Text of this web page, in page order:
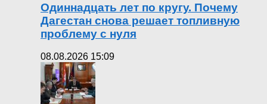
Одиннадцать лет по кругу. Почему
Дагестан снова решает топливную
проблему с нуля
08.08.2026 15:09